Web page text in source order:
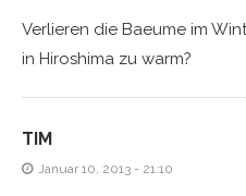
Verlieren die Baeume im
in Hiroshima zu warm?
TIM
Januar 10, 2013 - 21:10